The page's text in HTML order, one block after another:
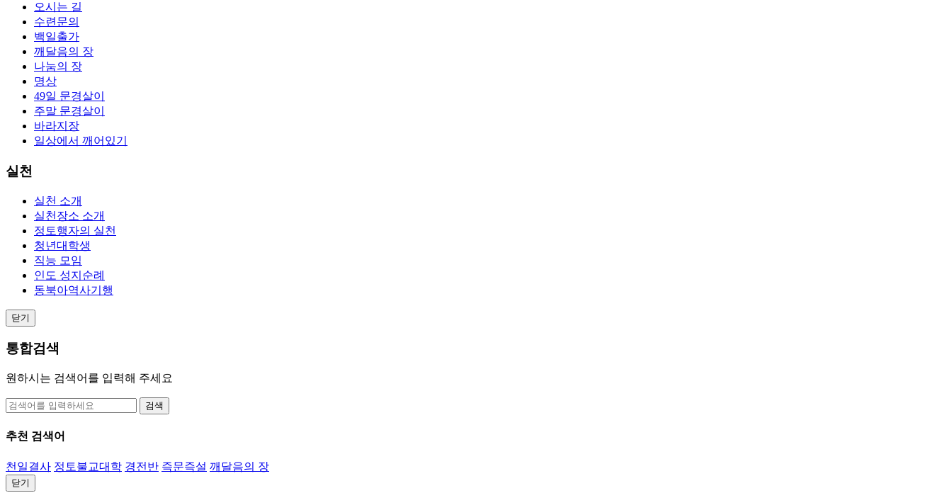
오시는 길
수련문의
백일출가
깨달음의 장
나눔의 장
명상
49일 문경살이
주말 문경살이
바라지장
일상에서 깨어있기
실천
실천 소개
실천장소 소개
정토행자의 실천
청년대학생
직능 모임
인도 성지순례
동북아역사기행
닫기
통합검색
원하시는 검색어를 입력해 주세요
검색
추천 검색어
천일결사 정토불교대학 경전반 즉문즉설 깨달음의 장
닫기